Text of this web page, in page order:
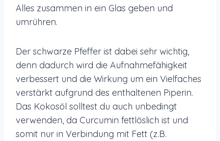
Alles zusammen in ein Glas geben und
umrühren.
Der schwarze Pfeffer ist dabei sehr wichtig,
denn dadurch wird die Aufnahmefähigkeit
verbessert und die Wirkung um ein Vielfaches
verstärkt aufgrund des enthaltenen Piperin.
Das Kokosöl solltest du auch unbedingt
verwenden, da Curcumin fettlöslich ist und
somit nur in Verbindung mit Fett (z.B.